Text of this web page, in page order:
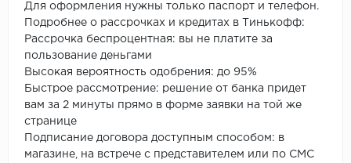
Для оформления нужны только паспорт и телефон.
Подробнее о рассрочках и кредитах в Тинькофф:
Рассрочка беспроцентная: вы не платите за
пользование деньгами
Высокая вероятность одобрения: до 95%
Быстрое рассмотрение: решение от банка придет
вам за 2 минуты прямо в форме заявки на той же
странице
Подписание договора доступным способом: в
магазине, на встрече с представителем или по СМС